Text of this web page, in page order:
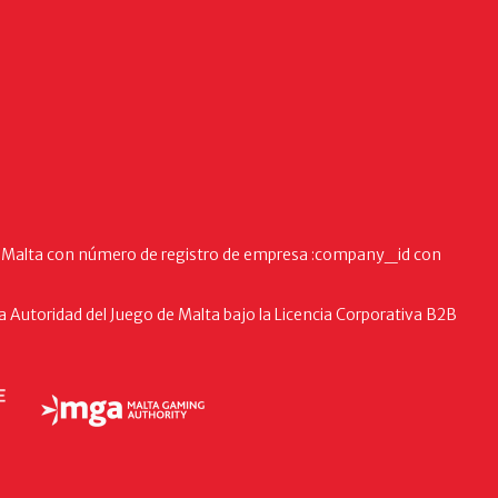
con número de registro de empresa :company_id con
del Juego de Malta bajo la Licencia Corporativa B2B